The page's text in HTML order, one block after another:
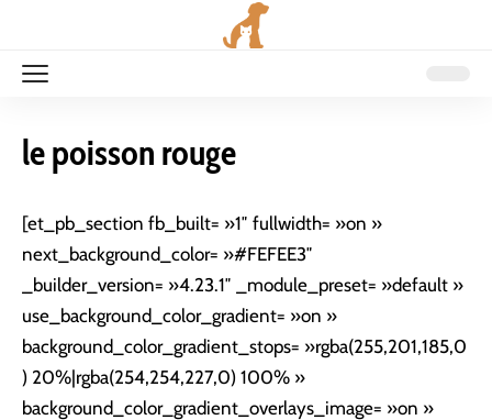
le poisson rouge
[et_pb_section fb_built= »1″ fullwidth= »on »
next_background_color= »#FEFEE3″
_builder_version= »4.23.1″ _module_preset= »default »
use_background_color_gradient= »on »
background_color_gradient_stops= »rgba(255,201,185,0
) 20%|rgba(254,254,227,0) 100% »
background_color_gradient_overlays_image= »on »